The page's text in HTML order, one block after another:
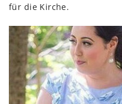
für die Kirche.